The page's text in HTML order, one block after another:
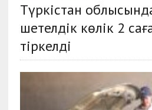
Түркістан
шетелдік көлік 2
тіркелді